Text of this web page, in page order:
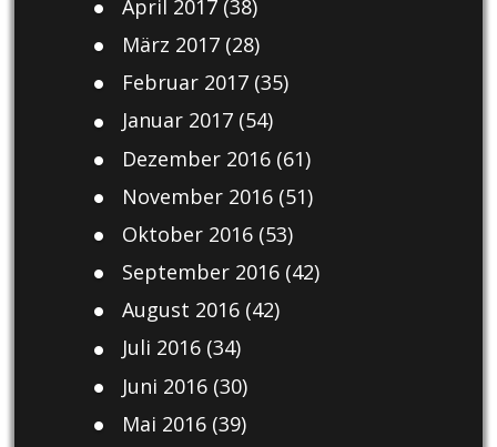
April 2017(38)
März 2017(28)
Februar 2017(35)
Januar 2017(54)
Dezember 2016(61)
November 2016(51)
Oktober 2016(53)
September 2016(42)
August 2016(42)
Juli 2016(34)
Juni 2016(30)
Mai 2016(39)